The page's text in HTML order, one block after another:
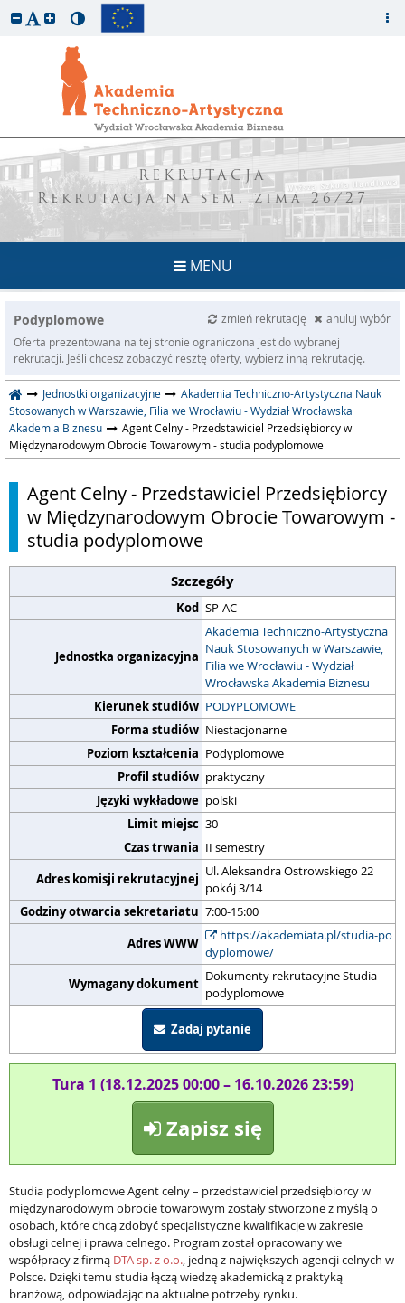
REKRUTACJA
Rekrutacja na sem. zima 26/27
MENU
Podyplomowe zmień rekrutację
anuluj wybór
Oferta prezentowana na tej stronie ograniczona jest do wybranej
rekrutacji. Jeśli chcesz zobaczyć resztę oferty, wybierz inną rekrutację.
Jednostki organizacyjne
Akademia Techniczno-Artystyczna Nauk
Stosowanych w Warszawie, Filia we Wrocławiu - Wydział Wrocławska
Akademia Biznesu
Agent Celny - Przedstawiciel Przedsiębiorcy w
Międzynarodowym Obrocie Towarowym - studia podyplomowe
Agent Celny - Przedstawiciel Przedsiębiorcy
w Międzynarodowym Obrocie Towarowym -
studia podyplomowe
Szczegóły
Kod SP-AC
Jednostka organizacyjna
Akademia Techniczno-Artystyczna
Nauk Stosowanych w Warszawie,
Filia we Wrocławiu - Wydział
Wrocławska Akademia Biznesu
Kierunek studiów PODYPLOMOWE
Forma studiów Niestacjonarne
Poziom kształcenia Podyplomowe
Profil studiów praktyczny
Języki wykładowe polski
Limit miejsc 30
Czas trwania II semestry
Adres komisji rekrutacyjnej Ul. Aleksandra Ostrowskiego 22
pokój 3/14
Godziny otwarcia sekretariatu 7:00-15:00
Adres WWW
https://akademiata.pl/studia-po
dyplomowe/
Wymagany dokument Dokumenty rekrutacyjne Studia
podyplomowe
Zadaj pytanie
Tura 1 (18.12.2025 00:00 – 16.10.2026 23:59)
Zapisz się
Studia podyplomoweAgent celny – przedstawiciel przedsiębiorcy w
międzynarodowym obrocie towarowym zostały stworzone z myślą o
osobach, które chcą zdobyć specjalistyczne kwalifikacje w zakresie
obsługi celnej i prawa celnego. Program został opracowany we
współpracy z firmą DTA sp. z o.o., jedną z największych agencji celnych w
Polsce. Dzięki temu studia łączą wiedzę akademicką z praktyką
branżową, odpowiadając na aktualne potrzeby rynku.